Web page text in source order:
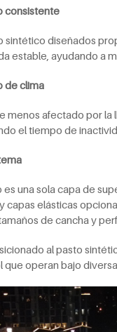
consistente
sintético diseñados
estable, ayudando a
de clima
menos afectado por
el tiempo de
es una sola capa de
capas elásticas
de cancha y
al pasto
que operan bajo